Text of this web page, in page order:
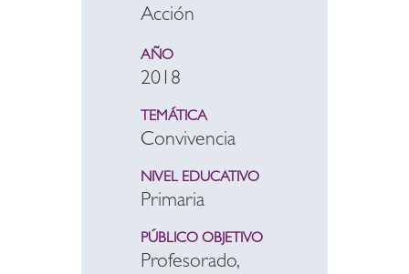
Acción
AÑO
2018
TEMÁTICA
Convivencia
NIVEL EDUCATIVO
Primaria
PÚBLICO OBJETIVO
Profesorado,